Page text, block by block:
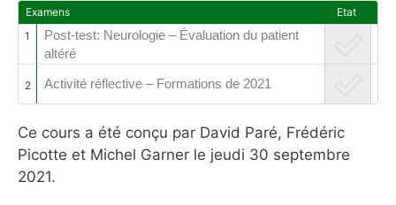
Examens
Etat
1
Post-test: Neurologie – Évaluation du patient
altéré
2 Activité réflective – Formations de 2021
Ce cours a été conçu par David Paré, Frédéric
Picotte et Michel Garner le jeudi 30 septembre
2021.